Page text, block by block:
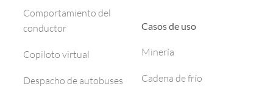
Comportamiento del
conductor
Copiloto virtual
Despacho de autobuses
Casos de uso
Minería
Cadena de frío